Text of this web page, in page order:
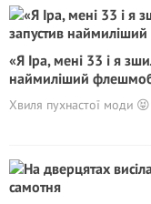
«Я Іра, мені 33 і я
наймиліший
Хвиля пухнастої моди 😝